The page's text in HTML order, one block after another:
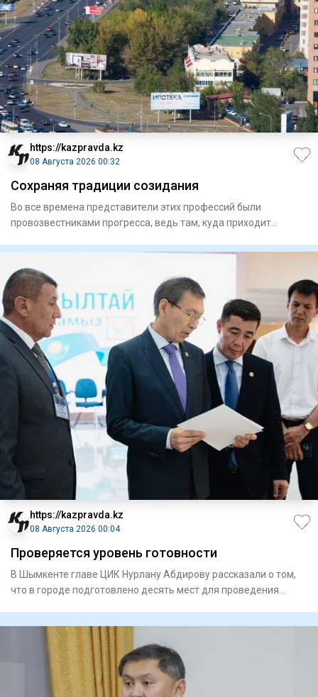
https://kazpravda.kz
08 Августа 2026 00:32
Сохраняя традиции созидания
Во все времена представители этих профессий были
провозвестниками прогресса, ведь там, куда приходит
https://kazpravda.kz
08 Августа 2026 00:04
Проверяется уровень готовности
В Шымкенте главе ЦИК Нурлану Абдирову рассказали о том,
что в городе подготовлено десять мест для проведения